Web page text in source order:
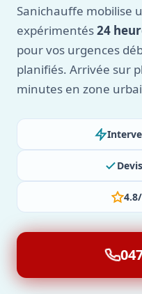
Sanichauffe mobilise
expérimentés24
pour vos urgences
planifiés. Arrivée sur
minutes en zone